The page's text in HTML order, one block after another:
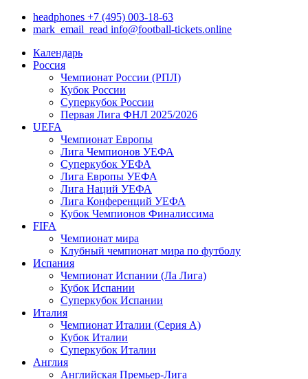
headphones +7 (495) 003-18-63
mark_email_read info@football-tickets.online
Календарь
Россия
Чемпионат России (РПЛ)
Кубок России
Суперкубок России
Первая Лига ФНЛ 2025/2026
UEFA
Чемпионат Европы
Лига Чемпионов УЕФА
Суперкубок УЕФА
Лига Европы УЕФА
Лига Наций УЕФА
Лига Конференций УЕФА
Кубок Чемпионов Финалиссима
FIFA
Чемпионат мира
Клубный чемпионат мира по футболу
Испания
Чемпионат Испании (Ла Лига)
Кубок Испании
Суперкубок Испании
Италия
Чемпионат Италии (Серия А)
Кубок Италии
Суперкубок Италии
Англия
Английская Премьер-Лига